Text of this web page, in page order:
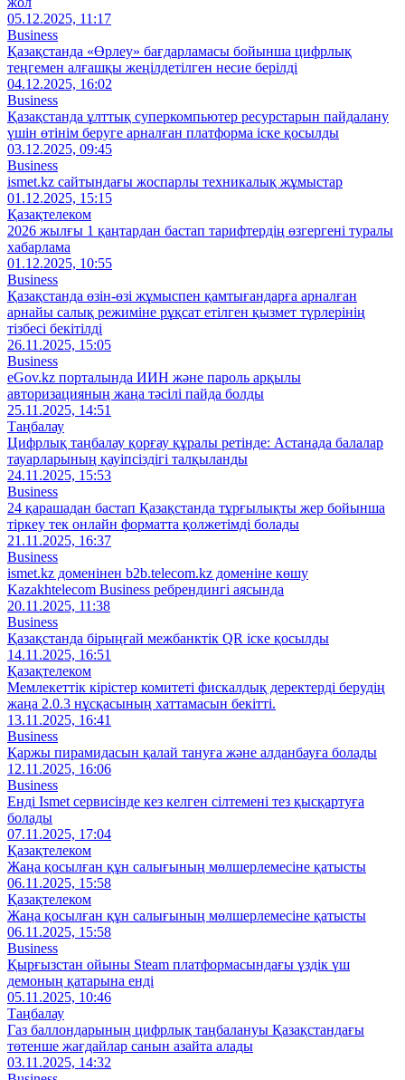
05.12.2025, 11:17
Business
Қазақстанда «Өрлеу» бағдарламасы бойынша цифрлық
теңгемен алғашқы жеңілдетілген несие берілді
04.12.2025, 16:02
Business
Қазақстанда ұлттық суперкомпьютер ресурстарын пайдалану
үшін өтінім беруге арналған платформа іске қосылды
03.12.2025, 09:45
Business
ismet.kz сайтындағы жоспарлы техникалық жұмыстар
01.12.2025, 15:15
Қазақтелеком
2026 жылғы 1 қаңтардан бастап тарифтердің өзгергені туралы
хабарлама
01.12.2025, 10:55
Business
Қазақстанда өзін-өзі жұмыспен қамтығандарға арналған
арнайы салық режиміне рұқсат етілген қызмет түрлерінің
тізбесі бекітілді
26.11.2025, 15:05
Business
eGov.kz порталында ИИН және пароль арқылы
авторизацияның жаңа тәсілі пайда болды
25.11.2025, 14:51
Таңбалау
Цифрлық таңбалау қорғау құралы ретінде: Астанада балалар
тауарларының қауіпсіздігі талқыланды
24.11.2025, 15:53
Business
24 қарашадан бастап Қазақстанда тұрғылықты жер бойынша
тіркеу тек онлайн форматта қолжетімді болады
21.11.2025, 16:37
Business
ismet.kz доменінен b2b.telecom.kz доменіне көшу
Kazakhtelecom Business ребрендингі аясында
20.11.2025, 11:38
Business
Қазақстанда бірыңғай межбанктік QR іске қосылды
14.11.2025, 16:51
Қазақтелеком
Мемлекеттік кірістер комитеті фискалдық деректерді берудің
жаңа 2.0.3 нұсқасының хаттамасын бекітті.
13.11.2025, 16:41
Business
Қаржы пирамидасын қалай тануға және алданбауға болады
12.11.2025, 16:06
Business
Енді Ismet сервисінде кез келген сілтемені тез қысқартуға
болады
07.11.2025, 17:04
Қазақтелеком
Жаңа қосылған құн салығының мөлшерлемесіне қатысты
06.11.2025, 15:58
Қазақтелеком
Жаңа қосылған құн салығының мөлшерлемесіне қатысты
06.11.2025, 15:58
Business
Қырғызстан ойыны Steam платформасындағы үздік үш
демоның қатарына енді
05.11.2025, 10:46
Таңбалау
Газ баллондарының цифрлық таңбалануы Қазақстандағы
төтенше жағдайлар санын азайта алады
03.11.2025, 14:32